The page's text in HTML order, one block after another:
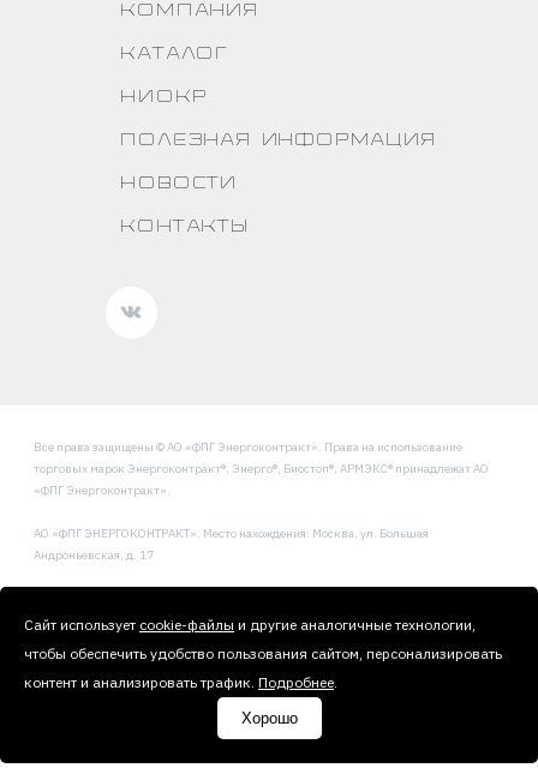
Компания
Каталог
НИОКР
Полезная информация
Новости
Контакты
Все права защищены © АО «ФПГ Энергоконтракт». Права на использование
торговых марок Энергоконтракт®, Энерго®, Биостоп®, АРМЭКС® принадлежат АО
«ФПГ Энергоконтракт».
АО «ФПГ ЭНЕРГОКОНТРАКТ». Место нахождения: Москва, ул. Большая
Андроньевская, д. 17
Сайт использует cookie-файлы и другие аналогичные технологии,
чтобы обеспечить удобство пользования сайтом, персонализировать
контент и анализировать трафик. Подробнее.
Хорошо